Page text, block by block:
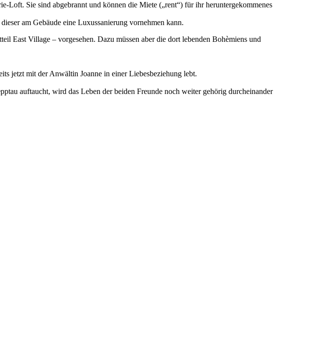
Sie sind abgebrannt und können die Miete („rent“) für ihr heruntergekommenes
am Gebäude eine Luxussanierung vornehmen kann.
East Village – vorgesehen. Dazu müssen aber die dort lebenden Bohèmiens und
jetzt mit der Anwältin Joanne in einer Liebesbeziehung lebt.
auftaucht, wird das Leben der beiden Freunde noch weiter gehörig durcheinander